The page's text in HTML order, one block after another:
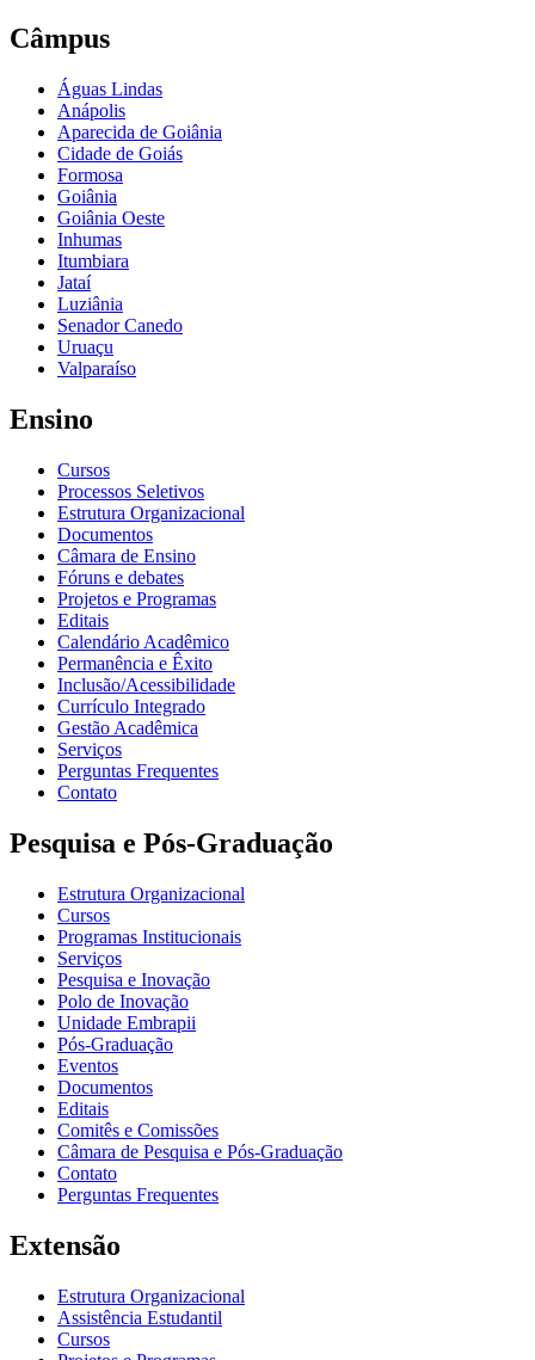
Câmpus
Águas Lindas
Anápolis
Aparecida de Goiânia
Cidade de Goiás
Formosa
Goiânia
Goiânia Oeste
Inhumas
Itumbiara
Jataí
Luziânia
Senador Canedo
Uruaçu
Valparaíso
Ensino
Cursos
Processos Seletivos
Estrutura Organizacional
Documentos
Câmara de Ensino
Fóruns e debates
Projetos e Programas
Editais
Calendário Acadêmico
Permanência e Êxito
Inclusão/Acessibilidade
Currículo Integrado
Gestão Acadêmica
Serviços
Perguntas Frequentes
Contato
Pesquisa e Pós-Graduação
Estrutura Organizacional
Cursos
Programas Institucionais
Serviços
Pesquisa e Inovação
Polo de Inovação
Unidade Embrapii
Pós-Graduação
Eventos
Documentos
Editais
Comitês e Comissões
Câmara de Pesquisa e Pós-Graduação
Contato
Perguntas Frequentes
Extensão
Estrutura Organizacional
Assistência Estudantil
Cursos